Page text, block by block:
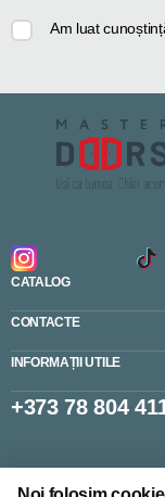
Am luat
CATALOG
CONTACTE
INFORMAȚII UTILE
+373 78 804
Setări cookie-uri